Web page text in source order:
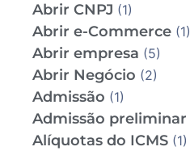
Abrir CNPJ (1)
Abrir e-Commerce (1)
Abrir empresa (5)
Abrir Negócio (2)
Admissão (1)
Admissão preliminar
Alíquotas do ICMS (1)